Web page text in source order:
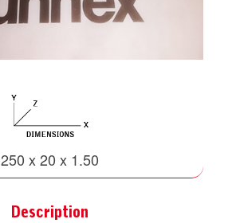
250 x 20 x 1.50
Description